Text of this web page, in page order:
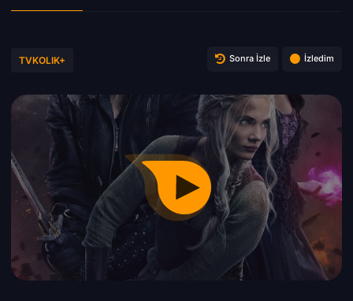
TVKOLIK+ Sonra İzle İzledim